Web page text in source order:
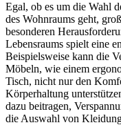
Egal, ob es um die Wahl
des Wohnraums geht,
besonderen
Lebensraums spielt eine
Beispielsweise kann die
Möbeln, wie einem
Tisch, nicht nur den
Körperhaltung
dazu beitragen,
die Auswahl von